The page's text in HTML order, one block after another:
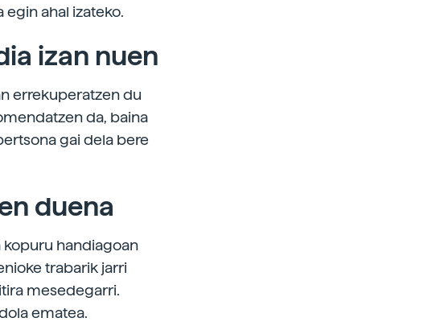
ahal izateko.
izan nuen
errekuperatzen du
da, baina
gai dela bere
duena
kopuru handiagoan
trabarik jarri
mesedegarri.
ematea.